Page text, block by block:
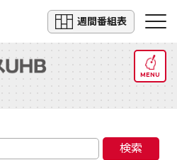
週間番組表
MENU
検索